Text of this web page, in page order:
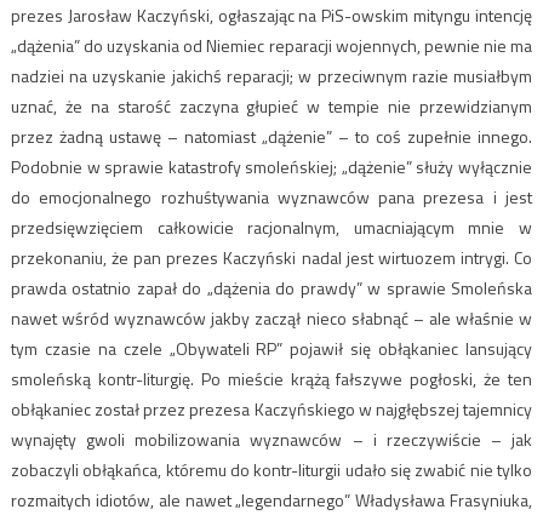
prezes Jarosław Kaczyński, ogłaszając na PiS-owskim mityngu intencję
„dążenia” do uzyskania od Niemiec reparacji wojennych, pewnie nie ma
nadziei na uzyskanie jakichś reparacji; w przeciwnym razie musiałbym
uznać, że na starość zaczyna głupieć w tempie nie przewidzianym
przez żadną ustawę – natomiast „dążenie” – to coś zupełnie innego.
Podobnie w sprawie katastrofy smoleńskiej; „dążenie” służy wyłącznie
do emocjonalnego rozhuśtywania wyznawców pana prezesa i jest
przedsięwzięciem całkowicie racjonalnym, umacniającym mnie w
przekonaniu, że pan prezes Kaczyński nadal jest wirtuozem intrygi. Co
prawda ostatnio zapał do „dążenia do prawdy” w sprawie Smoleńska
nawet wśród wyznawców jakby zaczął nieco słabnąć – ale właśnie w
tym czasie na czele „Obywateli RP” pojawił się obłąkaniec lansujący
smoleńską kontr-liturgię. Po mieście krążą fałszywe pogłoski, że ten
obłąkaniec został przez prezesa Kaczyńskiego w najgłębszej tajemnicy
wynajęty gwoli mobilizowania wyznawców – i rzeczywiście – jak
zobaczyli obłąkańca, któremu do kontr-liturgii udało się zwabić nie tylko
rozmaitych idiotów, ale nawet „legendarnego” Władysława Frasyniuka,